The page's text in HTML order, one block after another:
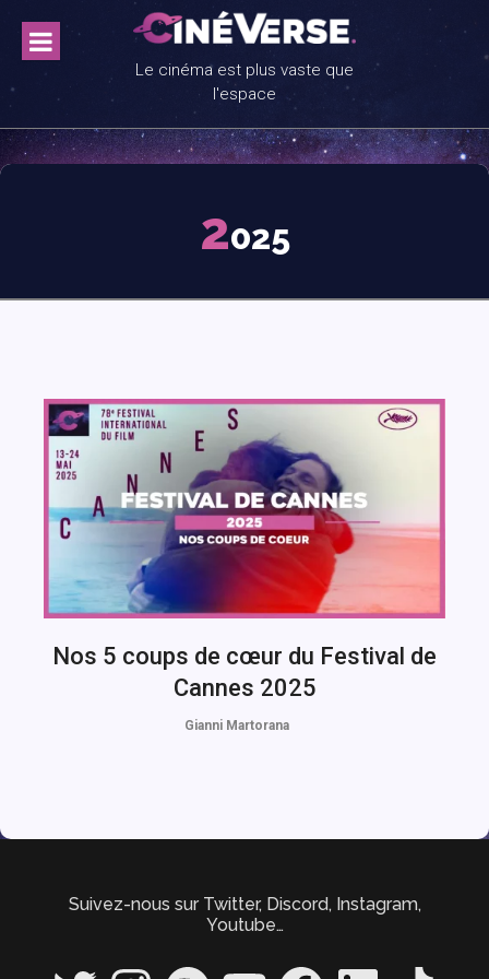
content
Le cinéma est plus vaste que
l'espace
2025
Nos 5 coups de cœur du Festival de
Cannes 2025
Gianni Martorana
Suivez-nous sur Twitter, Discord, Instagram,
Youtube…
Twitter InstagramSpotify YouTube FacebookLinkedIn TikTok